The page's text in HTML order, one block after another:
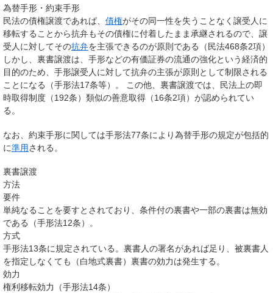
為替手形・約束手形
民法の債権譲渡であれば、 債権がその同一性を失うことなく譲受人に
移転することから抗弁もその債権に付着したまま承継されるので、譲
受人に対してその抗弁を主張できるのが原則である（民法468条2項）
しかし、裏書譲渡は、手形などの有価証券の流通の強化という経済的
目的のため、手形譲受人に対して抗弁の主張が原則として制限される
ことになる（手形法17条等）。 この他、裏書譲渡では、民法上の即
時取得制度（192条）類似の善意取得（16条2項）が認められてい
る。
なお、約束手形に関しては手形法77条により為替手形の規定が包括的
に準用される。
裏書譲渡
方法
要件
単純なることを要すとされており、条件付の裏書や一部の裏書は無効
である（手形法12条）。
方式
手形法13条に規定されている。裏書人の署名があれば足り、被裏書人
を指定しなくても（白地式裏書）裏書の効力は発生する。
効力
権利移転効力（手形法14条）